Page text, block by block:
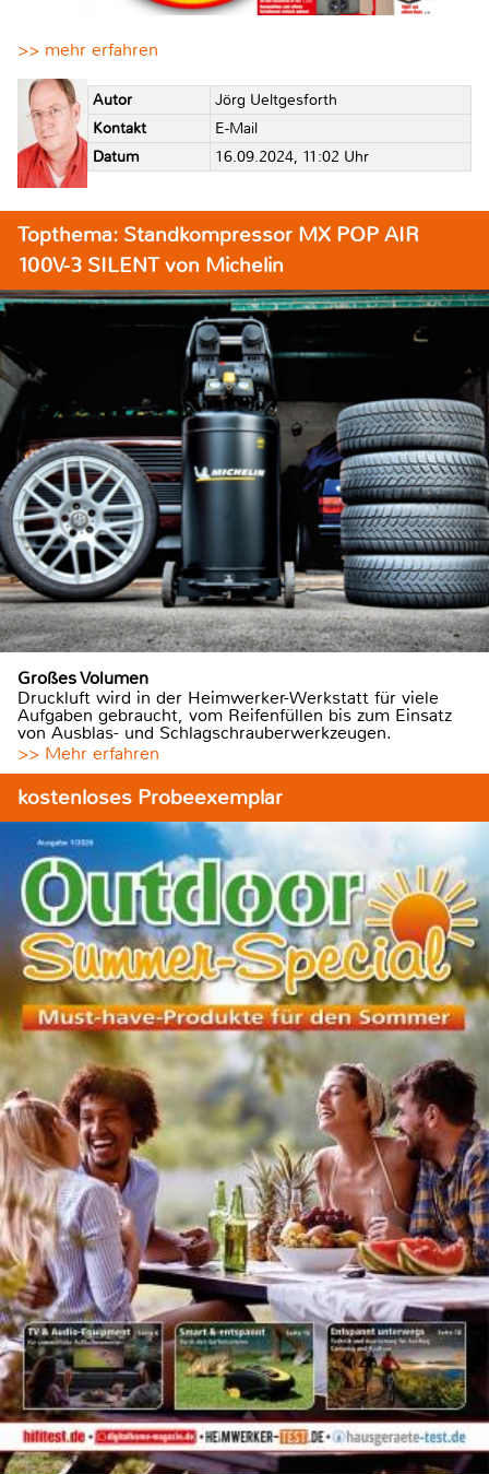
>> mehr erfahren
Autor
Jörg Ueltgesforth
Kontakt
E-Mail
Datum
16.09.2024, 11:02 Uhr
Topthema: Standkompressor MX POP AIR
100V-3 SILENT von Michelin
Großes Volumen
Druckluft wird in der Heimwerker-Werkstatt für viele
Aufgaben gebraucht, vom Reifenfüllen bis zum Einsatz
von Ausblas- und Schlagschrauberwerkzeugen.
>> Mehr erfahren
kostenloses Probeexemplar